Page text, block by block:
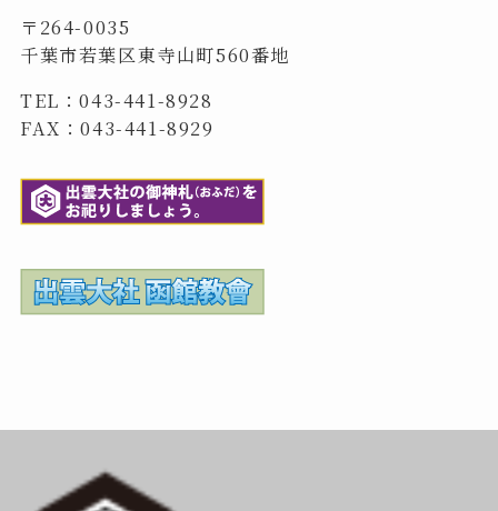
〒264-0035
千葉市若葉区東寺山町560番地
TEL：043-441-8928
FAX：043-441-8929